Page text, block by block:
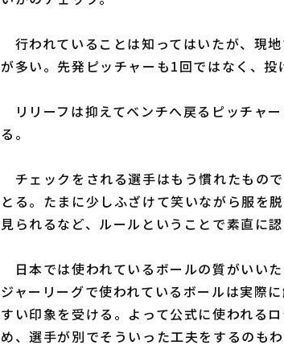
行われていることは知ってはいたが、現
が多い。先発ピッチャーも1回ではなく、
リリーフは抑えてベンチへ戻るピッチャ
る。
チェックをされる選手はもう慣れたもの
とる。たまに少しふざけて笑いながら服を
見られるなど、ルールということで素直に認
日本では使われているボールの質がいい
ジャーリーグで使われているボールは実際
すい印象を受ける。よって公式に使われる
め、選手が別でそういった工夫をするのもわ